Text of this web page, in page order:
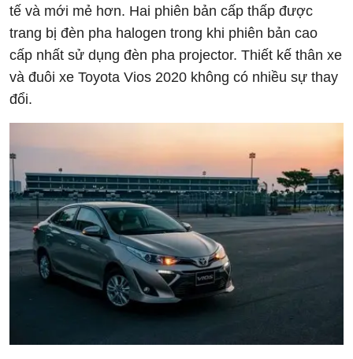
tế và mới mẻ hơn. Hai phiên bản cấp thấp được
trang bị đèn pha halogen trong khi phiên bản cao
cấp nhất sử dụng đèn pha projector. Thiết kế thân xe
và đuôi xe Toyota Vios 2020 không có nhiều sự thay
đổi.